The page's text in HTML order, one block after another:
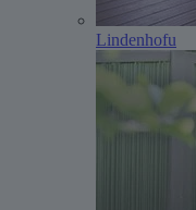
Lindenhofu